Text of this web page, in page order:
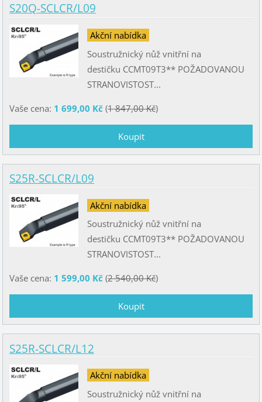
S20Q-SCLCR/L09
Akční nabídka
Soustružnický nůž vnitřní na
destičku CCMT09T3** POŽADOVANOU
STRANOVISTOST...
Vaše cena: 1 699,00 Kč(1 847,00 Kč)
S25R-SCLCR/L09
Akční nabídka
Soustružnický nůž vnitřní na
destičku CCMT09T3** POŽADOVANOU
STRANOVISTOST...
Vaše cena: 1 599,00 Kč(2 540,00 Kč)
S25R-SCLCR/L12
Akční nabídka
Soustružnický nůž vnitřní na